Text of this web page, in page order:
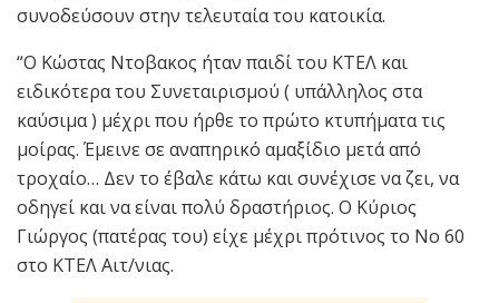
συνοδεύσουν στην τελευταία του κατοικία.
“Ο Κώστας Ντοβακος ήταν παιδί του ΚΤΕΛ και
ειδικότερα του Συνεταιρισμού ( υπάλληλος στα
καύσιμα ) μέχρι που ήρθε το πρώτο κτυπήματα τις
μοίρας. Έμεινε σε αναπηρικό αμαξίδιο μετά από
τροχαίο… Δεν το έβαλε κάτω και συνέχισε να ζει, να
οδηγεί και να είναι πολύ δραστήριος. Ο Κύριος
Γιώργος (πατέρας του) είχε μέχρι πρότινος το Νο 60
στο ΚΤΕΛ Αιτ/νιας.